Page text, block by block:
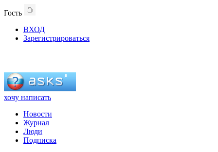
Гость
ВХОД
Зарегистрироваться
хочу написать
Новости
Журнал
Люди
Подписка